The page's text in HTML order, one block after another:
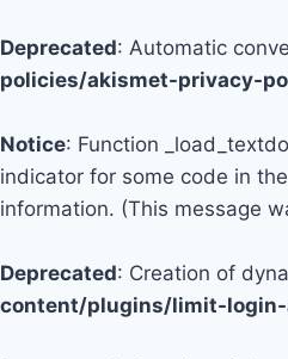
Deprecated: Automatic
policies/akismet-privacy-
Notice: Function
indicator for some code in
information. (This message
Deprecated: Creation of
content/plugins/limit-